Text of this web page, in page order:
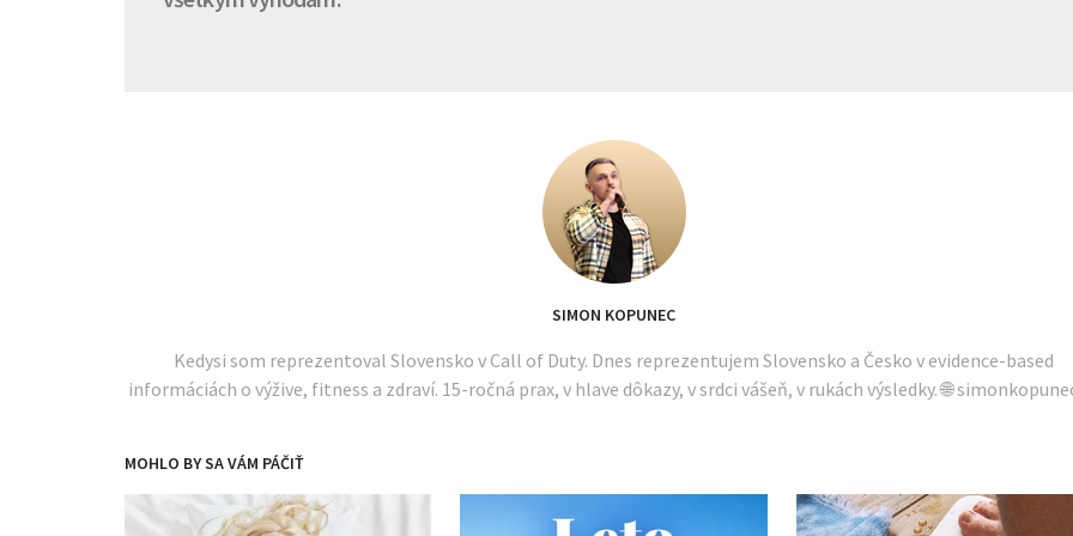
SIMON KOPUNEC
Kedysi som reprezentoval Slovensko v Call of Duty. Dnes reprezentujem Slovensko a Česko v evidence-based
informáciách o výžive, fitness a zdraví. 15-ročná prax, v hlave dôkazy, v srdci vášeň, v rukách výsledky. 🌐
MOHLO BY SA VÁM PÁČIŤ